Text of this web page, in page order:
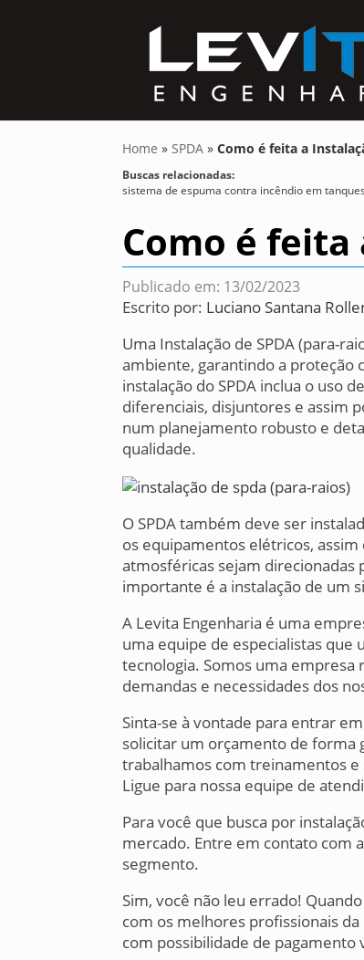
Home »SPDA »Como é feita a
Buscas relacionadas:
sistema de espuma contra incêndio em tanques
Como é feita
Publicado em: 13/02/2023
Escrito por: Luciano Santana
Uma Instalação de SPDA (para-
ambiente, garantindo a proteção
instalação do SPDA inclua o uso
diferenciais, disjuntores e assim
num planejamento robusto e
qualidade.
O SPDA também deve ser
os equipamentos elétricos,
atmosféricas sejam direcionadas
importante é a instalação de um
A Levita Engenharia é uma
uma equipe de especialistas
tecnologia. Somos uma
demandas e necessidades dos
Sinta-se à vontade para entrar
solicitar um orçamento de forma
trabalhamos com treinamentos
Ligue para nossa equipe de
Para você que busca por
mercado. Entre em contato com
segmento.
Sim, você não leu errado!
com os melhores profissionais
com possibilidade de pagamento